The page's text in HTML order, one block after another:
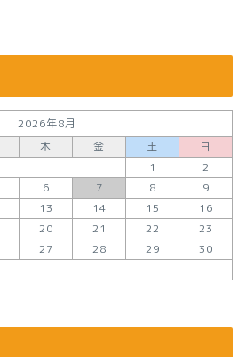
2026年8月
木 金 土
日
1
2
6 7 8
9
13 14 15
16
20 21 22
23
27 28 29
30